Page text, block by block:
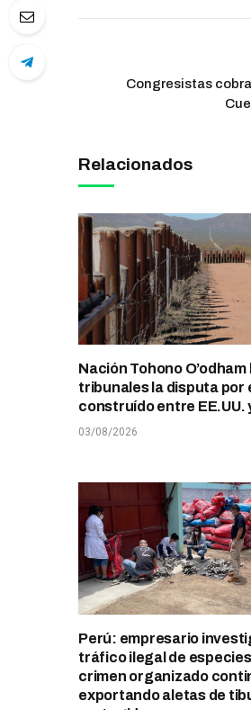
Congresistas
Relacionados
Nación Tohono O’odham
tribunales la disputa por
construído entre EE.UU.
03/08/2026
Perú: empresario
tráfico ilegal de
crimen organizado
exportando aletas de